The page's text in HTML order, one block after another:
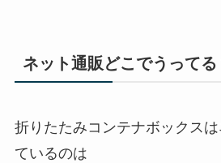
ネット通販どこでうってる
折りたたみコンテナボックス
ているのは